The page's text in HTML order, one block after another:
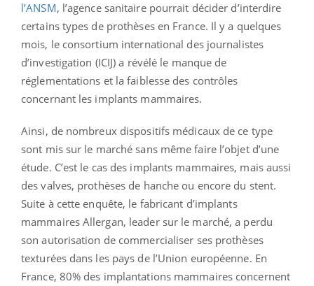
l’ANSM, l’agence sanitaire pourrait décider d’interdire
certains types de prothèses en France. Il y a quelques
mois, le consortium international des journalistes
d’investigation (ICIJ) a révélé le manque de
réglementations et la faiblesse des contrôles
concernant les implants mammaires.
Ainsi, de nombreux dispositifs médicaux de ce type
sont mis sur le marché sans même faire l’objet d’une
étude. C’est le cas des implants mammaires, mais aussi
des valves, prothèses de hanche ou encore du stent.
Suite à cette enquête, le fabricant d’implants
mammaires Allergan, leader sur le marché, a perdu
son autorisation de commercialiser ses prothèses
texturées dans les pays de l’Union européenne. En
France, 80% des implantations mammaires concernent